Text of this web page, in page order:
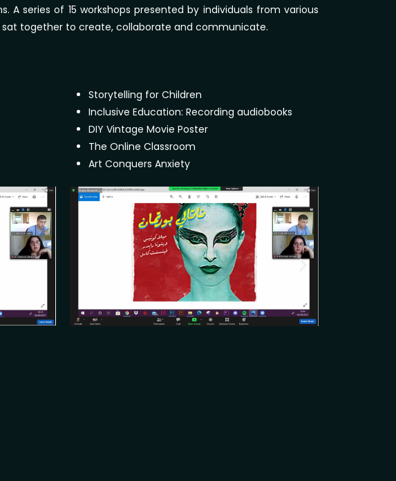
series of 15 workshops presented by individuals from various
sat together to create, collaborate and communicate.
Storytelling for Children
Inclusive Education: Recording audiobooks
DIY Vintage Movie Poster
The Online Classroom
Art Conquers Anxiety